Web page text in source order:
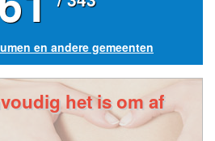
en andere gemeenten
het is om af